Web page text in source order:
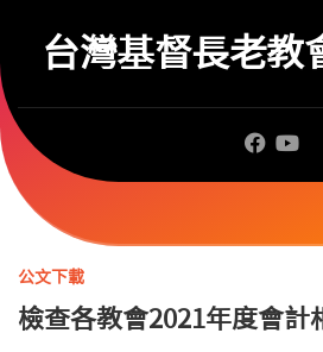
content台灣基督長老教
公文下載
檢查各教會2021年度會計